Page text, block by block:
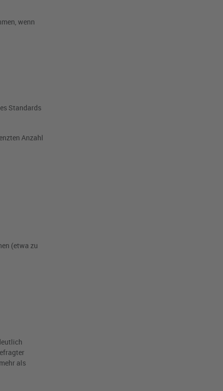
wenn
Standards
Anzahl
(etwa zu
als